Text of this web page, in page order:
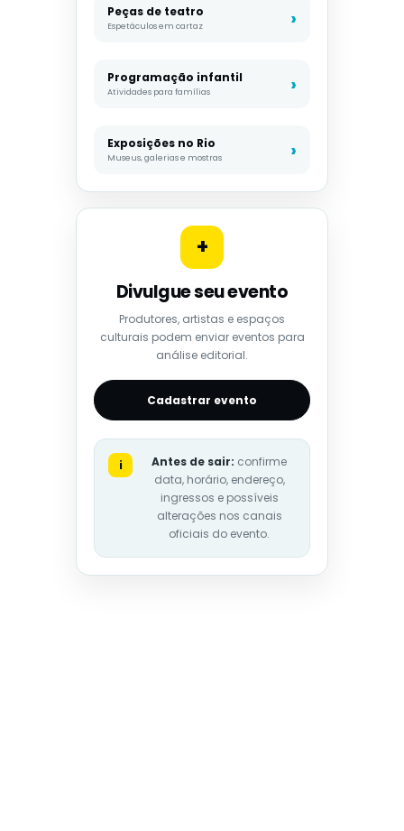
Peças de teatro
Espetáculos em cartaz
Programação infantil
Atividades para famílias
Exposições no Rio
Museus, galerias e mostras
+
Divulgue seu evento
Produtores, artistas e espaços
culturais podem enviar eventos para
análise editorial.
Cadastrar evento
i Antes de sair: confirme
data, horário, endereço,
ingressos e possíveis
alterações nos canais
oficiais do evento.